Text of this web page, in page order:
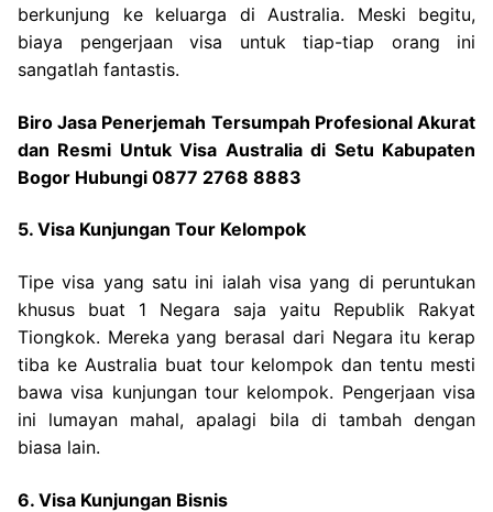
berkunjung ke keluarga di Australia. Meski begitu,
biaya pengerjaan visa untuk tiap-tiap orang ini
sangatlah fantastis.
Biro Jasa Penerjemah Tersumpah Profesional Akurat
dan Resmi Untuk Visa Australia di Setu Kabupaten
Bogor Hubungi 0877 2768 8883
5. Visa Kunjungan Tour Kelompok
Tipe visa yang satu ini ialah visa yang di peruntukan
khusus buat 1 Negara saja yaitu Republik Rakyat
Tiongkok. Mereka yang berasal dari Negara itu kerap
tiba ke Australia buat tour kelompok dan tentu mesti
bawa visa kunjungan tour kelompok. Pengerjaan visa
ini lumayan mahal, apalagi bila di tambah dengan
biasa lain.
6. Visa Kunjungan Bisnis